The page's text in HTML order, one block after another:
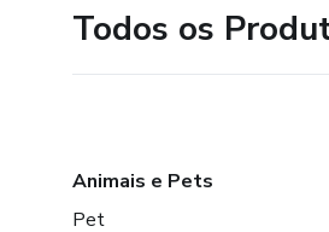
Todos os
Animais e Pets
Pet